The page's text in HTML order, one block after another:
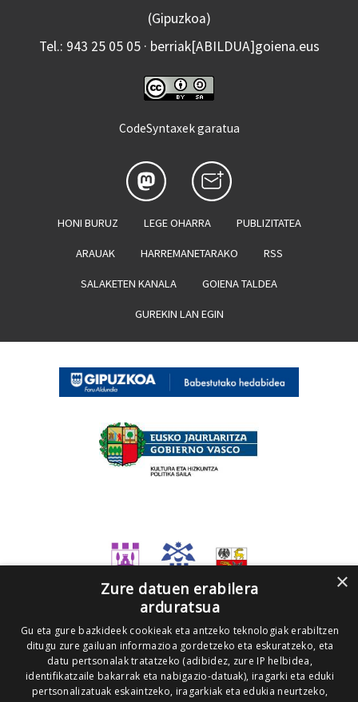
(Gipuzkoa)
Tel.: 943 25 05 05 · berriak[ABILDUA]goiena.eus
CodeSyntaxek garatua
HONI BURUZ LEGE OHARRA PUBLIZITATEA
ARAUAK HARREMANETARAKO RSS
SALAKETEN KANALA GOIENA TALDEA
GUREKIN LAN EGIN
×
Zure datuen erabilera
arduratsua
Gu eta gure bazkideek cookieak eta antzeko teknologiak erabiltzen
ditugu zure gailuan informazioa gordetzeko eta eskuratzeko, eta
datu pertsonalak tratatzeko (adibidez, zure IP helbidea,
identifikatzaile bakarrak eta nabigazio-datuak), iragarki eta eduki
pertsonalizatuak eskaintzeko, iragarkiak eta edukia neurtzeko,